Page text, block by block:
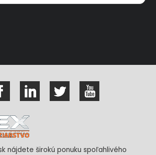
nájdete širokú ponuku spoľahlivého